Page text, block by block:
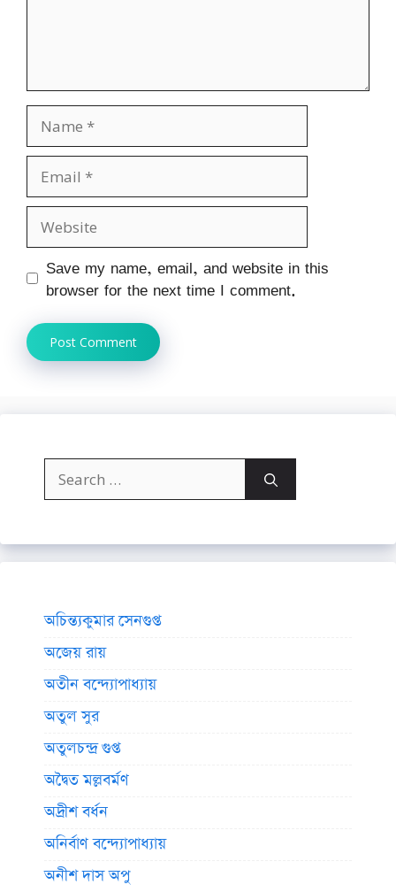
Name
Email
Website
Save my name, email, and website in this
browser for the next time I comment.
Search
for:
অচিন্ত্যকুমার সেনগুপ্ত
অজেয় রায়
অতীন বন্দ্যোপাধ্যায়
অতুল সুর
অতুলচন্দ্র গুপ্ত
অদ্বৈত মল্লবর্মণ
অদ্রীশ বর্ধন
অনির্বাণ বন্দ্যোপাধ্যায়
অনীশ দাস অপু